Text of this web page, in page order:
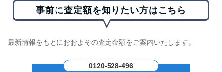
事前に査定額を知りたい方はこちら
最新情報をもとにおおよその査定金額をご案内いたします。
0120-528-496